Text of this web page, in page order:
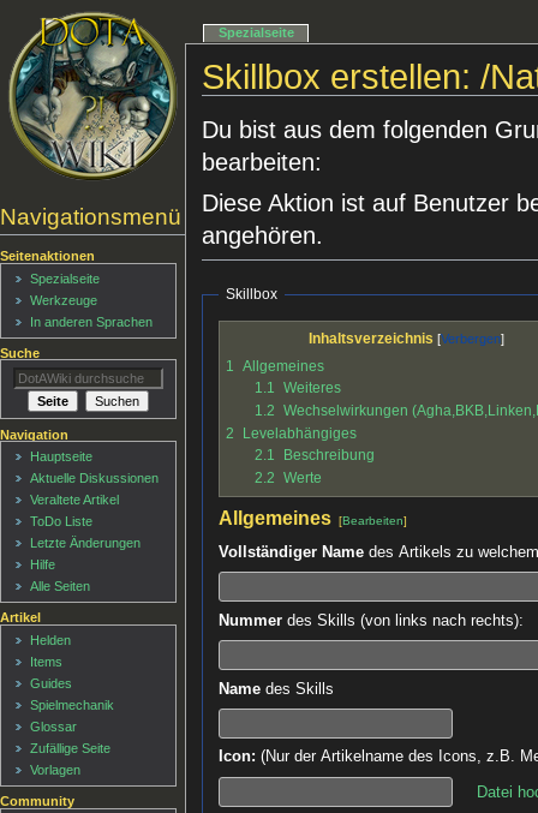
Skillbox erstellen: /
Du bist aus dem folgenden
bearbeiten:
Diese Aktion ist auf Benutzer
angehören.
Skillbox
Inhaltsverzeichnis
1
Allgemeines
1.1
Weiteres
1.2 Wechselwirkungen
2
Levelabhängiges
2.1
Beschreibung
2.2 Werte
Allgemeines [Bearbeiten]
Vollständiger Namedes Artikels zu
Nummerdes Skills (von links nach rechts):
Namedes Skills
Icon: (Nur der Artikelname des Icons, z.B.
Datei
Navigationsmenü
Spezialseite
Seitenaktionen
Spezialseite
Werkzeuge
In anderen Sprachen
Suche
Navigation
Hauptseite
Aktuelle Diskussionen
Veraltete Artikel
ToDo Liste
Letzte Änderungen
Hilfe
Alle Seiten
Artikel
Helden
Items
Guides
Spielmechanik
Glossar
Zufällige Seite
Vorlagen
Community